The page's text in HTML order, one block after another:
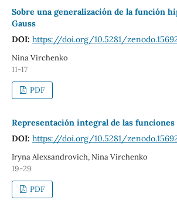
Sobre una generalización de la función
Gauss
DOI: https://doi.org/10.5281/
Nina Virchenko
11-17
PDF
Representación integral de las funciones
DOI: https://doi.org/10.5281/
Iryna Alexsandrovich, Nina Virchenko
19-29
PDF